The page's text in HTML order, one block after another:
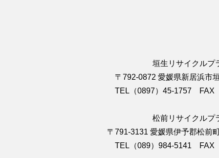
垣生リサイクルプ
〒792-0872 愛媛県新居浜市
TEL（0897）45-1757 FAX
松前リサイクルプ
〒791-3131 愛媛県伊予郡松前
TEL（089）984-5141 FAX